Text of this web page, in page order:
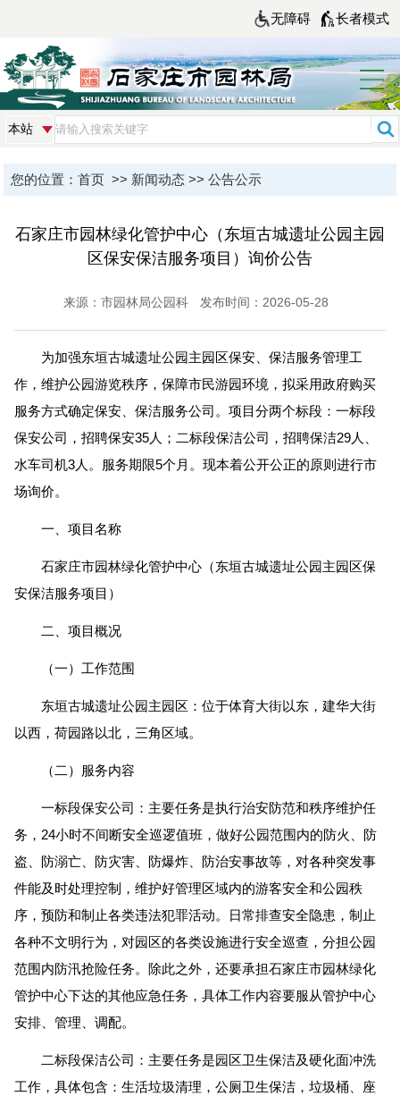
无障碍 长者模式
您的位置： 首页>> 新闻动态>> 公告公示
石家庄市园林绿化管护中心（东垣古城遗址公园主园
区保安保洁服务项目）询价公告
来源：市园林局公园科 发布时间：2026-05-28
为加强东垣古城遗址公园主园区保安、保洁服务管理工
作，维护公园游览秩序，保障市民游园环境，拟采用政府购买
服务方式确定保安、保洁服务公司。项目分两个标段：一标段
保安公司，招聘保安35人；二标段保洁公司，招聘保洁29人、
水车司机3人。服务期限5个月。现本着公开公正的原则进行市
场询价。
一、项目名称
石家庄市园林绿化管护中心（东垣古城遗址公园主园区保
安保洁服务项目）
二、项目概况
（一）工作范围
东垣古城遗址公园主园区：位于体育大街以东，建华大街
以西，荷园路以北，三角区域。
（二）服务内容
一标段保安公司：主要任务是执行治安防范和秩序维护任
务，24小时不间断安全巡逻值班，做好公园范围内的防火、防
盗、防溺亡、防灾害、防爆炸、防治安事故等，对各种突发事
件能及时处理控制，维护好管理区域内的游客安全和公园秩
序，预防和制止各类违法犯罪活动。日常排查安全隐患，制止
各种不文明行为，对园区的各类设施进行安全巡查，分担公园
范围内防汛抢险任务。除此之外，还要承担石家庄市园林绿化
管护中心下达的其他应急任务，具体工作内容要服从管护中心
安排、管理、调配。
二标段保洁公司：主要任务是园区卫生保洁及硬化面冲洗
工作，具体包含：生活垃圾清理，公厕卫生保洁，垃圾桶、座